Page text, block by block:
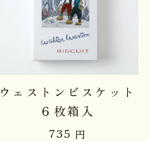
ウェストンビスケット
６枚箱入
735 円